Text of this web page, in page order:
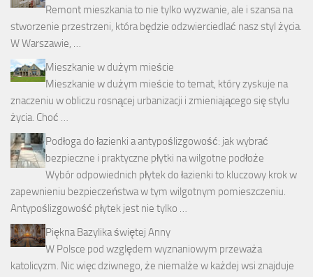
Remont mieszkania to nie tylko wyzwanie, ale i szansa na
stworzenie przestrzeni, która będzie odzwierciedlać nasz styl życia.
W Warszawie, …
Mieszkanie w dużym mieście
Mieszkanie w dużym mieście to temat, który zyskuje na
znaczeniu w obliczu rosnącej urbanizacji i zmieniającego się stylu
życia. Choć …
Podłoga do łazienki a antypoślizgowość: jak wybrać
bezpieczne i praktyczne płytki na wilgotne podłoże
Wybór odpowiednich płytek do łazienki to kluczowy krok w
zapewnieniu bezpieczeństwa w tym wilgotnym pomieszczeniu.
Antypoślizgowość płytek jest nie tylko …
Piękna Bazylika świętej Anny
W Polsce pod względem wyznaniowym przeważa
katolicyzm. Nic więc dziwnego, że niemalże w każdej wsi znajduje